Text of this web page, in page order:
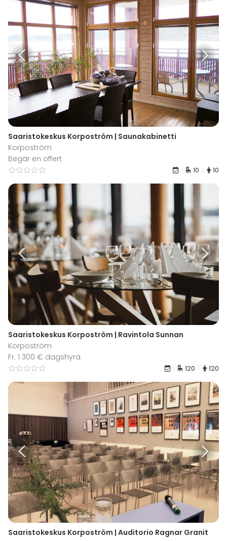
Saaristokeskus Korpoström | Saunakabinetti
Korpoström
Begär en offert
10 10
Saaristokeskus Korpoström | Ravintola Sunnan
Korpoström
Fr. 1 300 € dagshyra
120 120
Saaristokeskus Korpoström | Auditorio Ragnar Granit